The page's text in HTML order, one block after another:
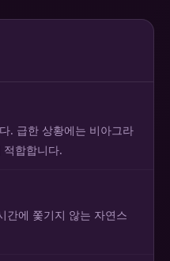
. 급한 상황에는 비아그라
합합니다.
간에 쫓기지 않는 자연스